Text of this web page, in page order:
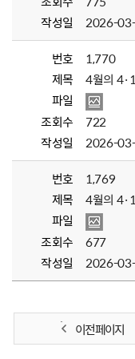
작성일
2026-
번호
1,770
제목
4월의
파일
조회수
722
작성일
2026-
번호
1,769
제목
4월의
파일
조회수
677
작성일
2026-
이전 페이지